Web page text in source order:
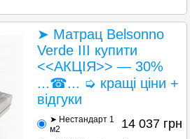
➤ Матрац Belsonno
Verde III купити
<<АКЦІЯ>> — 30%
...☎... ➭ кращі ціни +
відгуки
➤ Нестандарт 1
м2
14 037 грн